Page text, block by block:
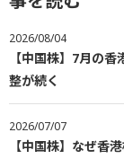
2026/08/04
【中国株】7月の
整が続く
2026/07/07
【中国株】なぜ香